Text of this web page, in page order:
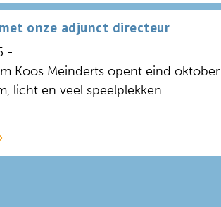
onze adjunct directeur
-
Koos Meinderts opent eind
licht en veel speelplekken.